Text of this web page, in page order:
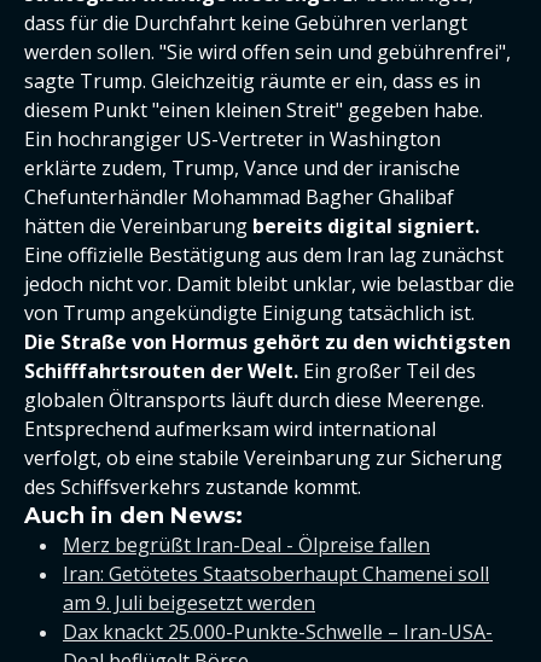
dass für die Durchfahrt keine Gebühren verlangt
werden sollen. "Sie wird offen sein und gebührenfrei",
sagte Trump. Gleichzeitig räumte er ein, dass es in
diesem Punkt "einen kleinen Streit" gegeben habe.
Ein hochrangiger US-Vertreter in Washington
erklärte zudem, Trump, Vance und der iranische
Chefunterhändler Mohammad Bagher Ghalibaf
hätten die Vereinbarung bereits digital signiert.
Eine offizielle Bestätigung aus dem Iran lag zunächst
jedoch nicht vor. Damit bleibt unklar, wie belastbar die
von Trump angekündigte Einigung tatsächlich ist.
Die Straße von Hormus gehört zu den wichtigsten
Schifffahrtsrouten der Welt. Ein großer Teil des
globalen Öltransports läuft durch diese Meerenge.
Entsprechend aufmerksam wird international
verfolgt, ob eine stabile Vereinbarung zur Sicherung
des Schiffsverkehrs zustande kommt.
Auch in den News:
Merz begrüßt Iran-Deal - Ölpreise fallen
Iran: Getötetes Staatsoberhaupt Chamenei soll
am 9. Juli beigesetzt werden
Dax knackt 25.000-Punkte-Schwelle – Iran-USA-